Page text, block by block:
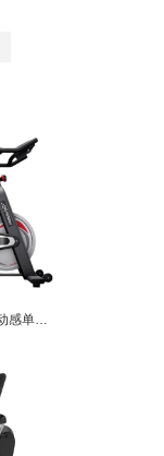
力健LifeFitness力健动感单车IC2